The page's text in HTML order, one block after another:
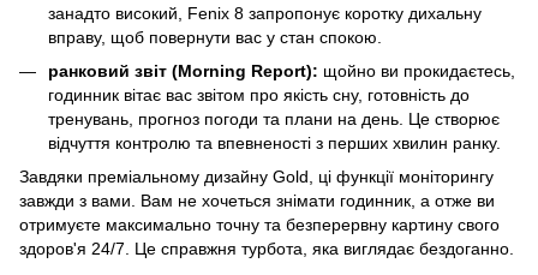
занадто високий, Fenix 8 запропонує коротку дихальну
вправу, щоб повернути вас у стан спокою.
ранковий звіт (Morning Report): щойно ви прокидаєтесь,
годинник вітає вас звітом про якість сну, готовність до
тренувань, прогноз погоди та плани на день. Це створює
відчуття контролю та впевненості з перших хвилин ранку.
Завдяки преміальному дизайну Gold, ці функції моніторингу
завжди з вами. Вам не хочеться знімати годинник, а отже ви
отримуєте максимально точну та безперервну картину свого
здоров'я 24/7. Це справжня турбота, яка виглядає бездоганно.